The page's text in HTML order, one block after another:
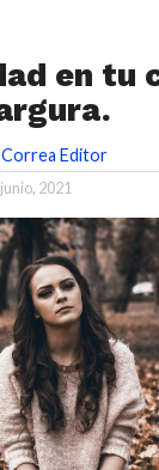
en tu
Editor
2021